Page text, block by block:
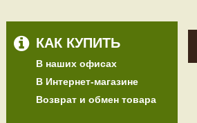
КАК КУПИТЬ
В наших офисах
В Интернет-магазине
Возврат и обмен товара